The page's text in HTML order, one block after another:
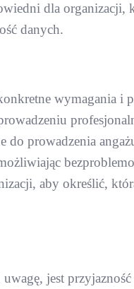
dla organizacji,
danych.
wymagania
do prowadzenia
aby określić,
jest